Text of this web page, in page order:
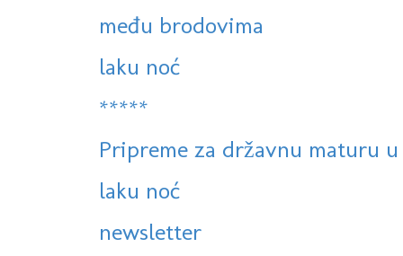
među brodovima
laku noć
*****
Pripreme za državnu maturu
laku noć
newsletter